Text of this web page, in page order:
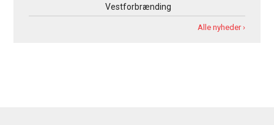
Vestforbrænding
Alle nyheder ›